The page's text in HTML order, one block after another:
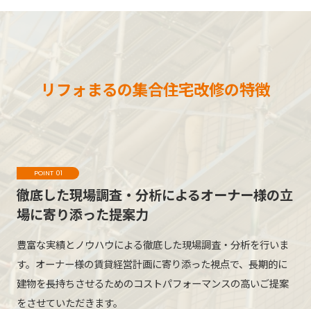
リフォまるの集合住宅改修の特徴
POINT 01
徹底した現場調査・分析によるオーナー様の立
場に寄り添った提案力
豊富な実績とノウハウによる徹底した現場調査・分析を行いま
す。オーナー様の賃貸経営計画に寄り添った視点で、長期的に
建物を長持ちさせるためのコストパフォーマンスの高いご提案
をさせていただきます。